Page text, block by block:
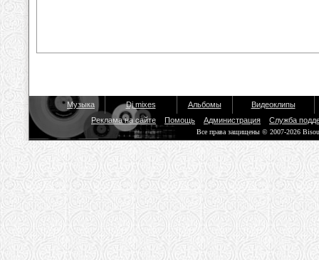
Музыка Dj mixes Альбомы
Видеоклипы
Реклама на сайте
Помощь Администрация Служба
Все права защищены © 2007-2026